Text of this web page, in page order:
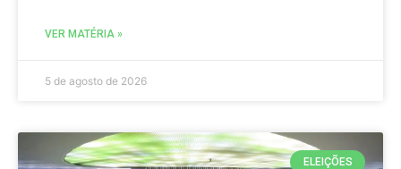
VER MATÉRIA »
5 de agosto de 2026
ELEIÇÕES